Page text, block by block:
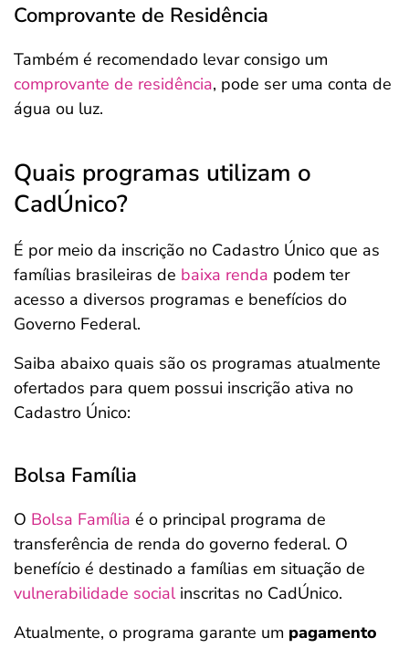
Comprovante de Residência
Também é recomendado levar consigo um
comprovante de residência, pode ser uma conta de
água ou luz.
Quais programas utilizam o
CadÚnico?
É por meio da inscrição no Cadastro Único que as
famílias brasileiras de baixa renda podem ter
acesso a diversos programas e benefícios do
Governo Federal.
Saiba abaixo quais são os programas atualmente
ofertados para quem possui inscrição ativa no
Cadastro Único:
Bolsa Família
O Bolsa Família é o principal programa de
transferência de renda do governo federal. O
benefício é destinado a famílias em situação de
vulnerabilidade socialinscritas no CadÚnico.
Atualmente, o programa garante um pagamento